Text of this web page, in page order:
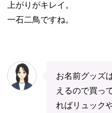
上がりがキレイ。
一石二鳥ですね。
お名前グッズ
えるので買っ
ればリュック